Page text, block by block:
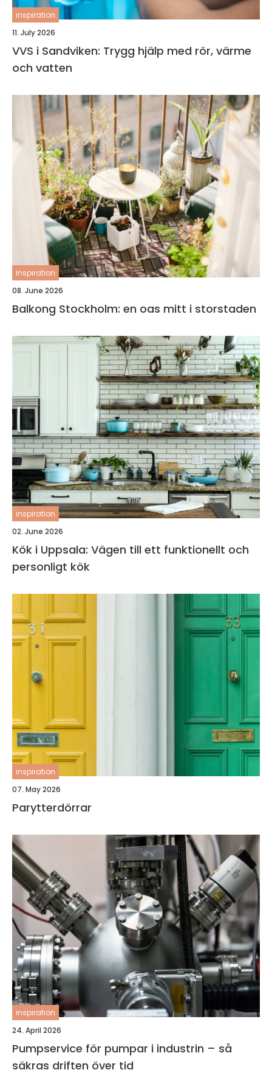
inspiration
11. July 2026
VVS i Sandviken: Trygg hjälp med rör, värme
och vatten
inspiration
08. June 2026
Balkong Stockholm: en oas mitt i storstaden
inspiration
02. June 2026
Kök i Uppsala: Vägen till ett funktionellt och
personligt kök
inspiration
07. May 2026
Parytterdörrar
inspiration
24. April 2026
Pumpservice för pumpar i industrin – så
säkras driften över tid